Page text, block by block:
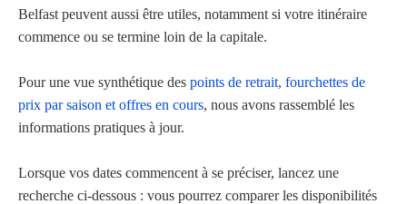
Belfast peuvent aussi être utiles, notamment si votre itinéraire
commence ou se termine loin de la capitale.
Pour une vue synthétique des points de retrait, fourchettes de
prix par saison et offres en cours, nous avons rassemblé les
informations pratiques à jour.
Lorsque vos dates commencent à se préciser, lancez une
recherche ci-dessous : vous pourrez comparer les disponibilités